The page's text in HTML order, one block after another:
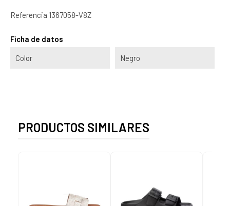
Referencia 1367058-V8Z
Ficha de datos
Color Negro
PRODUCTOS SIMILARES